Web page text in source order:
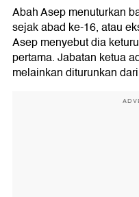
Abah Asep menuturkan
sejak abad ke-16, atau
Asep menyebut dia
pertama. Jabatan ketua
melainkan diturunkan